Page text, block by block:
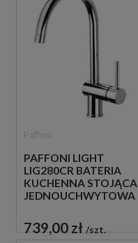
PAFFONI LIGHT
LIG280CR BATERIA
KUCHENNA STOJĄCA
JEDNOUCHWYTOWA
739,00 zł szt.